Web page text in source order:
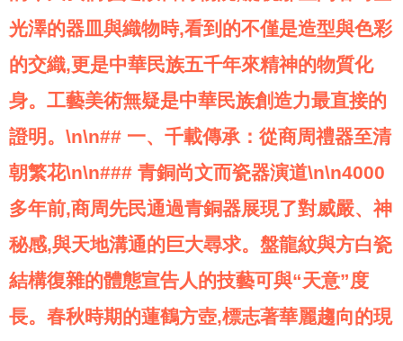
光澤的器皿與織物時,看到的不僅是造型與色彩
的交織,更是中華民族五千年來精神的物質化
身。工藝美術無疑是中華民族創造力最直接的
證明。\n\n## 一、千載傳承：從商周禮器至清
朝繁花\n\n### 青銅尚文而瓷器演道\n\n4000
多年前,商周先民通過青銅器展現了對威嚴、神
秘感,與天地溝通的巨大尋求。盤龍紋與方白瓷
結構復雜的體態宣告人的技藝可與“天意”度
長。春秋時期的蓮鶴方壺,標志著華麗趨向的現